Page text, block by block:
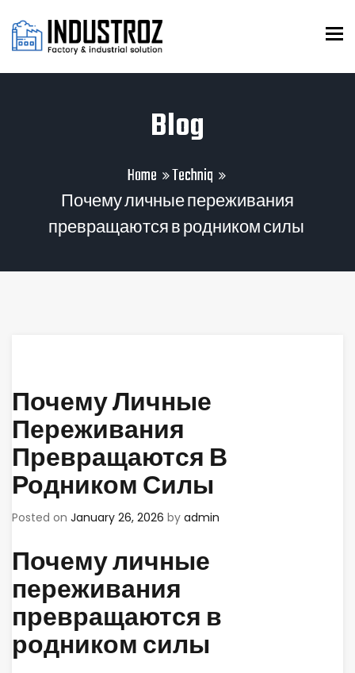
Blog
Home
Techniq
Почему личные переживания
превращаются в родником силы
Почему Личные
Переживания
Превращаются В
Родником Силы
Posted on January 26, 2026 by admin
Почему личные
переживания
превращаются в
родником силы